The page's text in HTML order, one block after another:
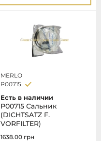
MERLO
P00715
Есть в наличии
P00715 Сальник
(DICHTSATZ F.
VORFILTER)
1638.00 грн